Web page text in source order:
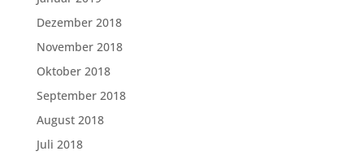
Dezember 2018
November 2018
Oktober 2018
September 2018
August 2018
Juli 2018